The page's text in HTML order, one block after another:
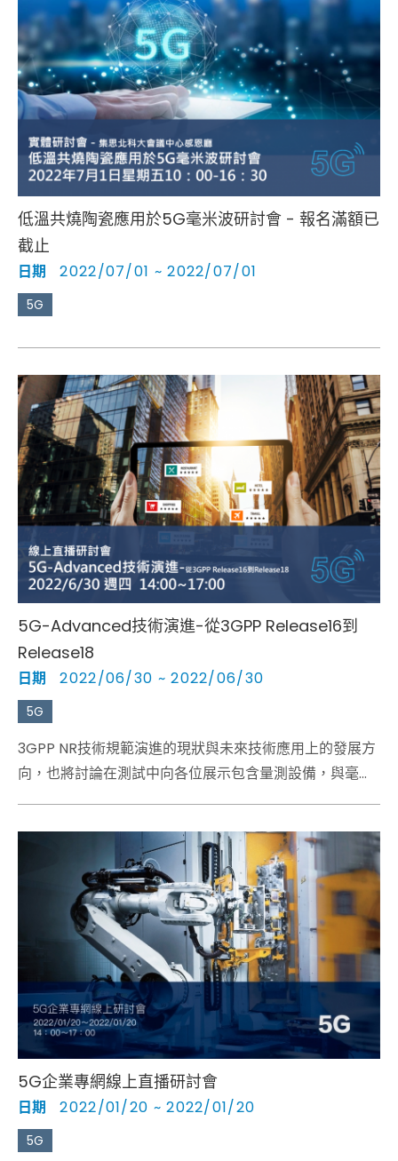
低溫共燒陶瓷應用於5G毫米波研討會 - 報名滿額已
截止
日期 2022/07/01 ~ 2022/07/01
5G
5G-Advanced技術演進-從3GPP Release16到
Release18
日期 2022/06/30 ~ 2022/06/30
5G
3GPP NR技術規範演進的現狀與未來技術應用上的發展方
向，也將討論在測試中向各位展示包含量測設備，與毫米
5G企業專網線上直播研討會
日期 2022/01/20 ~ 2022/01/20
5G